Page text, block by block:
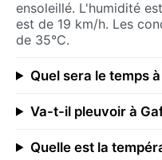
ensoleillé. L'humidité
est de 19 km/h. Les
de 35°C.
Quel sera le temps
Va-t-il pleuvoir à
Quelle est la